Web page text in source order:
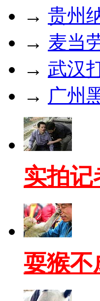
→ 贵州
→ 麦当
→ 武汉
→ 广州
实拍
耍猴不